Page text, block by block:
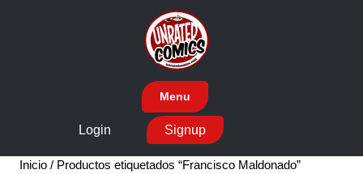
Menu
Login Signup
Inicio / Productos etiquetados “Francisco Maldonado”